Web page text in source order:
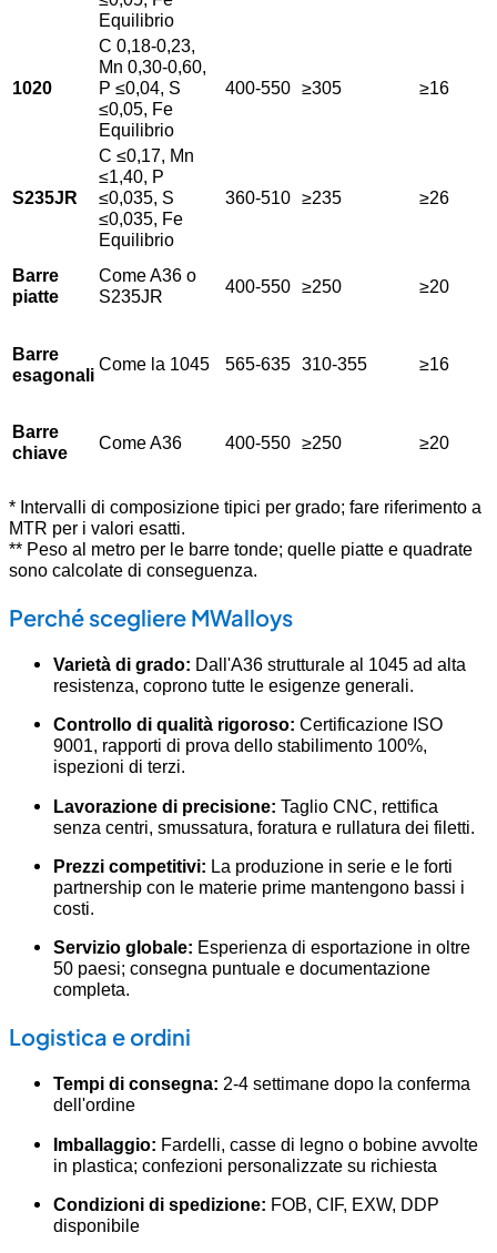
Equilibrio
1020
C 0,18-0,23,
Mn 0,30-0,60,
P ≤0,04, S
≤0,05, Fe
Equilibrio
400-550 ≥305 ≥16
S235JR
C ≤0,17, Mn
≤1,40, P
≤0,035, S
≤0,035, Fe
Equilibrio
360-510 ≥235 ≥26
Barre
piatte
Come A36 o
S235JR
400-550 ≥250 ≥20
Barre
esagonali
Come la 1045 565-635 310-355 ≥16
Barre
chiave
Come A36 400-550 ≥250 ≥20
* Intervalli di composizione tipici per grado; fare riferimento a
MTR per i valori esatti.
** Peso al metro per le barre tonde; quelle piatte e quadrate
sono calcolate di conseguenza.
Perché scegliere MWalloys
Varietà di grado: Dall'A36 strutturale al 1045 ad alta
resistenza, coprono tutte le esigenze generali.
Controllo di qualità rigoroso: Certificazione ISO
9001, rapporti di prova dello stabilimento 100%,
ispezioni di terzi.
Lavorazione di precisione: Taglio CNC, rettifica
senza centri, smussatura, foratura e rullatura dei filetti.
Prezzi competitivi: La produzione in serie e le forti
partnership con le materie prime mantengono bassi i
costi.
Servizio globale: Esperienza di esportazione in oltre
50 paesi; consegna puntuale e documentazione
completa.
Logistica e ordini
Tempi di consegna: 2-4 settimane dopo la conferma
dell'ordine
Imballaggio: Fardelli, casse di legno o bobine avvolte
in plastica; confezioni personalizzate su richiesta
Condizioni di spedizione: FOB, CIF, EXW, DDP
disponibile